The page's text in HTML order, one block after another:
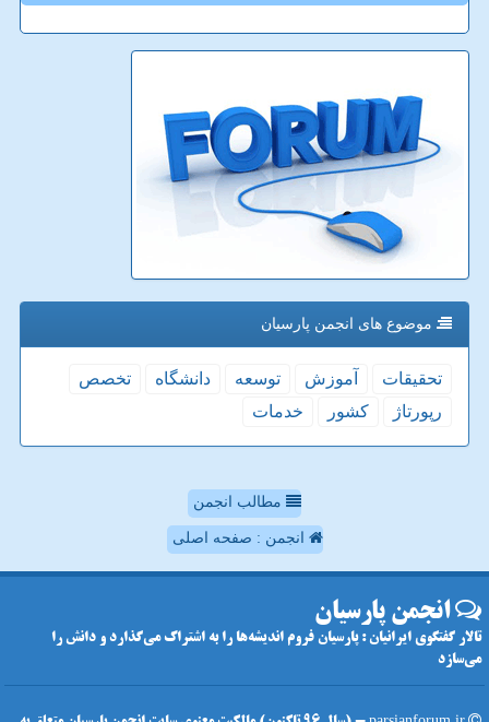
موضوع های انجمن پارسیان
تحقیقات آموزش توسعه دانشگاه
تخصص
رپورتاژ
كشور خدمات
مطالب انجمن
انجمن : صفحه اصلی
انجمن پارسیان
تالار گفتگوی ایرانیان : پارسیان فروم اندیشه‌ها را به اشتراک می‌گذارد و دانش را
می‌سازد